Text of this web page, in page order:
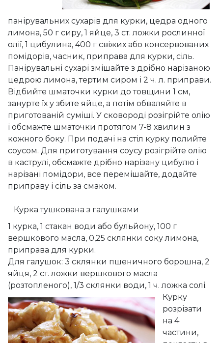
панірувальних сухарів для курки, цедра одного
лимона, 50 г сиру, 1 яйце, 3 ст. ложки рослинної
олії, 1 цибулина, 400 г свіжих або консервованих
помідорів, часник, приправа для курки, сіль.
Панірувальні сухарі змішайте з дрібно нарізаною
цедрою лимона, тертим сиром і 2 ч. л. приправи.
Відбийте шматочки курки до товщини 1 см,
занурте їх у збите яйце, а потім обваляйте в
приготованій суміші. У сковороді розігрійте олію
і обсмажте шматочки протягом 7-8 хвилин з
кожного боку. При подачі на стіл курку полийте
соусом. Для приготування соусу розігрійте олію
в каструлі, обсмажте дрібно нарізану цибулю і
нарізані помідори, все перемішайте, додайте
приправу і сіль за смаком.
Курка тушкована з галушками
1 курка, 1 стакан води або бульйону, 100 г
вершкового масла, 0,25 склянки соку лимона,
приправа для курки.
Для галушок: 3 склянки пшеничного борошна, 2
яйця, 2 ст. ложки вершкового масла
(розтопленого), 1/3 склянки води, 1 ч. ложка солі.
Курку
розрізати
на 4
частини,